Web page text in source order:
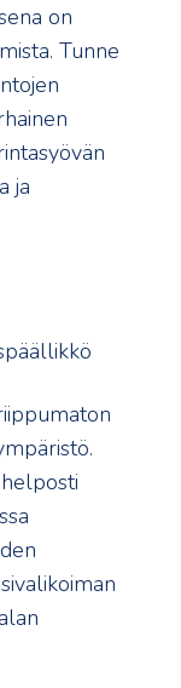
on
Tunne
ja